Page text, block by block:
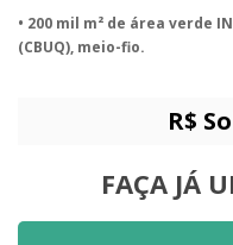
• 200 mil m² de área verde
(CBUQ), meio-fio.
R$
FAÇA JÁ